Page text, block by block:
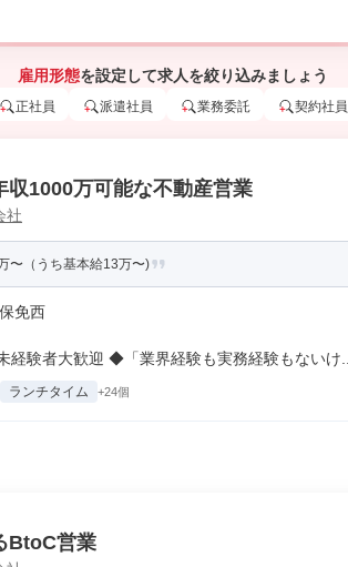
雇用形態を設定して求人を絞り込みましょう
正社員 派遣社員 業務委託 契約社員
収1000万可能な不動産営業
社
〜（うち基本給13万〜)
免西
経験者大歓迎 ◆「業界経験も実務経験もないけ...
ランチタイム +24個
BtoC営業